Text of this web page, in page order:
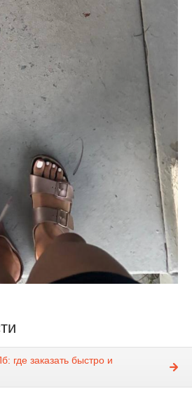
где заказать быстро и